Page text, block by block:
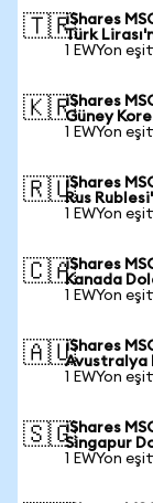
🇹🇷iShares
Türk
1 EWYon
🇰🇷iShares
Güney
1 EWYon
🇷🇺iShares
Rus
1 EWYon
🇨🇦iShares
Kanada
1 EWYon
🇦🇺iShares
Avustralya
1 EWYon
🇸🇬iShares
Singapur
1 EWYon